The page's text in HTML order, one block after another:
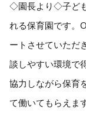
◇園長より◇子ど
れる保育園です。
ートさせていただ
談しやすい環境で
協力しながら保育
て働いてもらえま